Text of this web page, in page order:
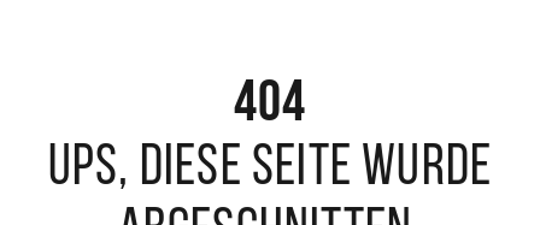
404
Ups, diese Seite wurde